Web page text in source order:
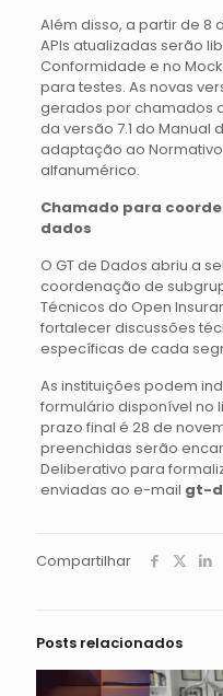
Além disso, a partir de 8
APIs atualizadas serão
Conformidade e no
para testes. As novas
gerados por chamados
da versão 7.1 do Manual
adaptação ao Normativo
alfanumérico.
Chamado para
dados
O GT de Dados abriu a
coordenação de
Técnicos do Open
fortalecer discussões
específicas de cada
As instituições podem
formulário disponível no
prazo final é 28 de
preenchidas serão
Deliberativo para
enviadas ao e-mail gt-
Compartilhar
Posts relacionados